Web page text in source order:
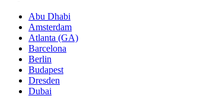
Abu Dhabi
Amsterdam
Atlanta (GA)
Barcelona
Berlin
Budapest
Dresden
Dubai